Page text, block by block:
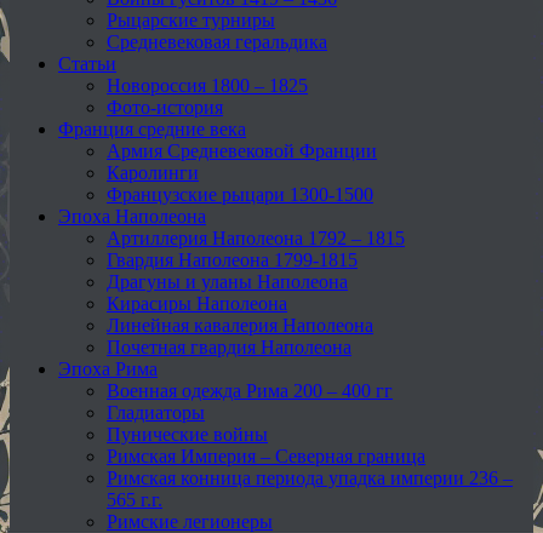
Рыцарские турниры
Средневековая геральдика
Статьи
Новороссия 1800 – 1825
Фото-история
Франция средние века
Армия Средневековой Франции
Каролинги
Французские рыцари 1300-1500
Эпоха Наполеона
Артиллерия Наполеона 1792 – 1815
Гвардия Наполеона 1799-1815
Драгуны и уланы Наполеона
Кирасиры Наполеона
Линейная кавалерия Наполеона
Почетная гвардия Наполеона
Эпоха Рима
Военная одежда Рима 200 – 400 гг
Гладиаторы
Пунические войны
Римская Империя – Северная граница
Римская конница периода упадка империи 236 –
565 г.г.
Римские легионеры